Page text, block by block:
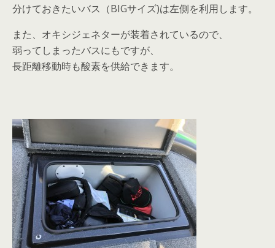
分けておきたいバス（BIGサイズ)は左側を利用します。
また、オキシジェネターが装着されているので、
弱ってしまったバスにもですが、
長距離移動時も酸素を供給できます。